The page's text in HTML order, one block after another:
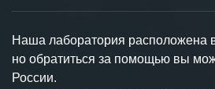
Наша лаборатория расположена
но обратиться за помощью вы
России.